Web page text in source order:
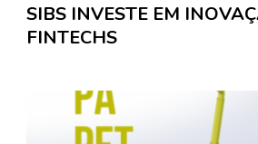
SIBS INVESTE EM
FINTECHS